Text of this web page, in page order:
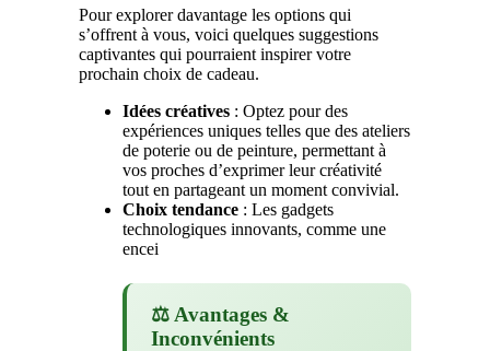
Pour explorer davantage les options qui
s’offrent à vous, voici quelques suggestions
captivantes qui pourraient inspirer votre
prochain choix de cadeau.
Idées créatives : Optez pour des
expériences uniques telles que des ateliers
de poterie ou de peinture, permettant à
vos proches d’exprimer leur créativité
tout en partageant un moment convivial.
Choix tendance : Les gadgets
technologiques innovants, comme une
encei
⚖️ Avantages &
Inconvénients